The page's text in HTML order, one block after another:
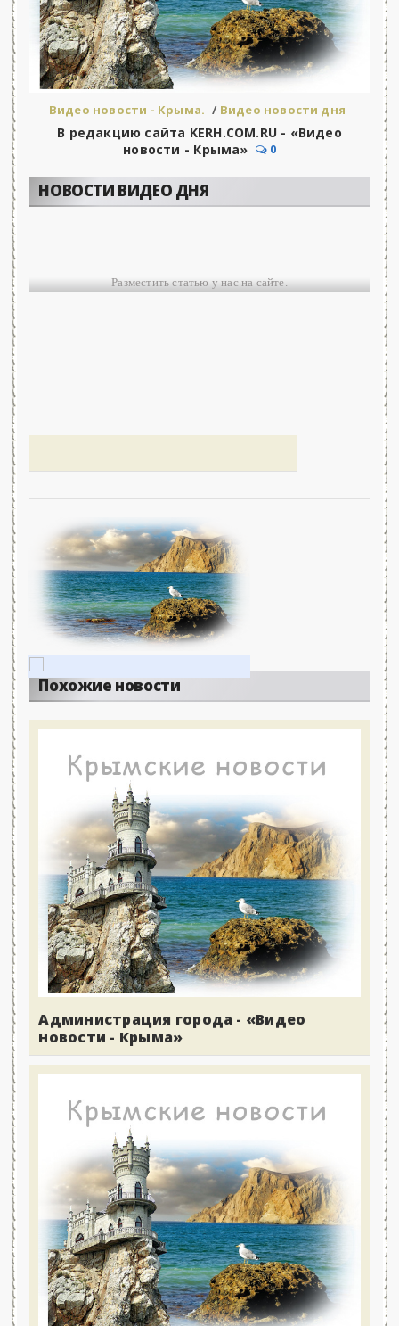
Видео новости - Крыма. / Видео новости дня
В редакцию сайта KERH.COM.RU - «Видео
новости - Крыма»
0
НОВОСТИ ВИДЕО ДНЯ
Разместить статью у нас на сайте.
Похожие новости
Администрация города - «Видео
новости - Крыма»